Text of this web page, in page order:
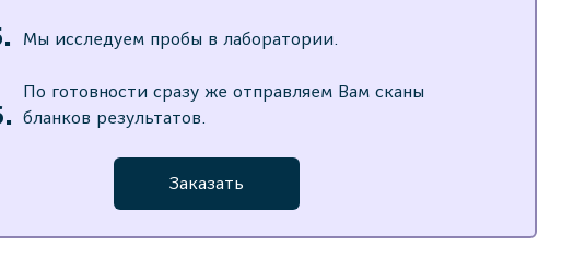
Мы исследуем пробы в лаборатории.
По готовности сразу же отправляем Вам сканы
бланков результатов.
Заказать